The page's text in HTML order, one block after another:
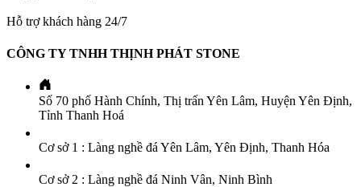
Hỗ trợ khách hàng 24/7
CÔNG TY TNHH THỊNH PHÁT STONE
Số 70 phố Hành Chính, Thị trấn Yên Lâm, Huyện Yên Định,
Tỉnh Thanh Hoá
Cơ sở 1 : Làng nghề đá Yên Lâm, Yên Định, Thanh Hóa
Cơ sở 2 : Làng nghề đá Ninh Vân, Ninh Bình